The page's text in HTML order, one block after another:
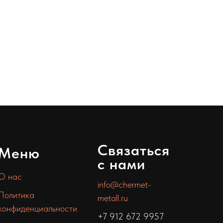
нас
Связаться
с нами
info@chermet-
metall.ru
+7 912 672 9957